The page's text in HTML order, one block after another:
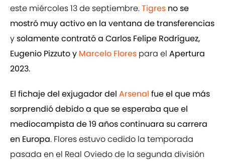
este miércoles 13 de septiembre.Tigres no se
mostró muy activo en la ventana de transferencias
ysolamente contrató a Carlos Felipe Rodríguez,
Eugenio Pizzuto y Marcelo Flores para el Apertura
2023.
El fichaje del exjugador del Arsenal fue el que más
sorprendió debido a que se esperaba que el
mediocampista de 19 años continuara su carrera
en Europa. Flores estuvo cedido la temporada
pasada en el Real Oviedo de la segunda división